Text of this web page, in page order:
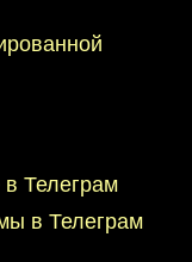
Телеграм
в Телеграм